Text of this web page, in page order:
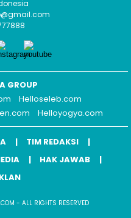
GROUP
Helloseleb.com
Helloyogya.com
TIM REDAKSI
HAK JAWAB
- ALL RIGHTS RESERVED